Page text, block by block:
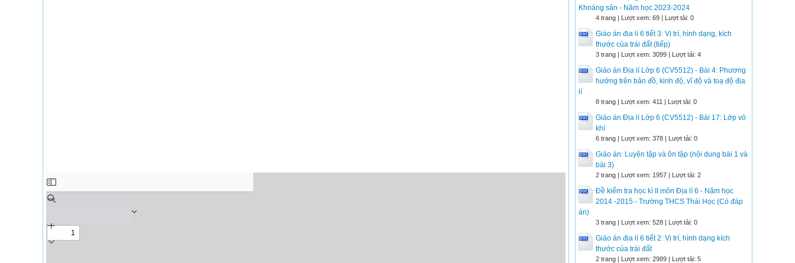
Khoáng sản - Năm học 2023-2024
4 trang | Lượt xem: 69 | Lượt tải: 0
Giáo án địa lí 6 tiết 3: Vị trí, hình dạng, kích
thước của trái đất (tiếp)
3 trang | Lượt xem: 3099 | Lượt tải: 4
Giáo án Địa lí Lớp 6 (CV5512) - Bài 4: Phương
hướng trên bản đồ, kinh độ, vĩ độ và toạ độ địa
lí
8 trang | Lượt xem: 411 | Lượt tải: 0
Giáo án Địa lí Lớp 6 (CV5512) - Bài 17: Lớp vỏ
khí
6 trang | Lượt xem: 378 | Lượt tải: 0
Giáo án: Luyện tập và ôn tập (nội dung bài 1 và
bài 3)
2 trang | Lượt xem: 1957 | Lượt tải: 2
Đề kiểm tra học kì II môn Địa lí 6 - Năm học
2014 -2015 - Trường THCS Thái Học (Có đáp
án)
3 trang | Lượt xem: 528 | Lượt tải: 0
Giáo án địa lí 6 tiết 2: Vị trí, hình dạng kích
thước của trái đất
2 trang | Lượt xem: 2989 | Lượt tải: 5